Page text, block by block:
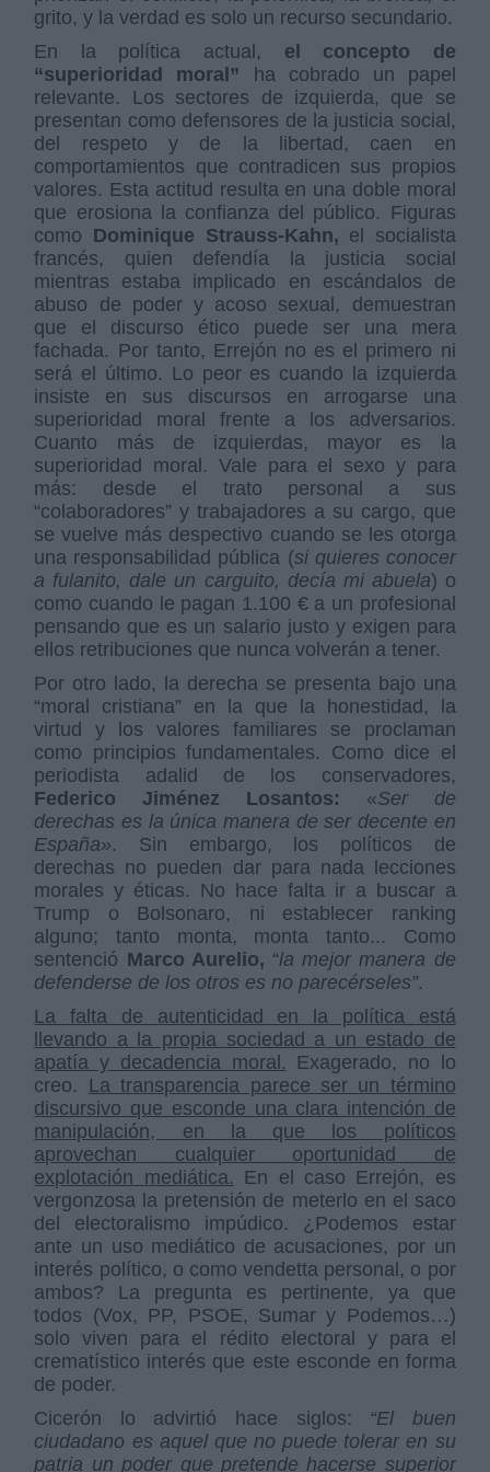
grito, y la verdad es solo un recurso secundario.
En la política actual, el concepto de
“superioridad moral” ha cobrado un papel
relevante. Los sectores de izquierda, que se
presentan como defensores de la justicia social,
del respeto y de la libertad, caen en
comportamientos que contradicen sus propios
valores. Esta actitud resulta en una doble moral
que erosiona la confianza del público. Figuras
como Dominique Strauss-Kahn, el socialista
francés, quien defendía la justicia social
mientras estaba implicado en escándalos de
abuso de poder y acoso sexual, demuestran
que el discurso ético puede ser una mera
fachada. Por tanto, Errejón no es el primero ni
será el último. Lo peor es cuando la izquierda
insiste en sus discursos en arrogarse una
superioridad moral frente a los adversarios.
Cuanto más de izquierdas, mayor es la
superioridad moral. Vale para el sexo y para
más: desde el trato personal a sus
“colaboradores” y trabajadores a su cargo, que
se vuelve más despectivo cuando se les otorga
una responsabilidad pública (si quieres conocer
a fulanito, dale un carguito, decía mi abuela) o
como cuando le pagan 1.100 € a un profesional
pensando que es un salario justo y exigen para
ellos retribuciones que nunca volverán a tener.
Por otro lado, la derecha se presenta bajo una
“moral cristiana” en la que la honestidad, la
virtud y los valores familiares se proclaman
como principios fundamentales. Como dice el
periodista adalid de los conservadores,
Federico Jiménez Losantos: «Ser de
derechas es la única manera de ser decente en
España». Sin embargo, los políticos de
derechas no pueden dar para nada lecciones
morales y éticas. No hace falta ir a buscar a
Trump o Bolsonaro, ni establecer ranking
alguno; tanto monta, monta tanto... Como
sentenció Marco Aurelio, “la mejor manera de
defenderse de los otros es no parecérseles”.
La falta de autenticidad en la política está
llevando a la propia sociedad a un estado de
apatía y decadencia moral. Exagerado, no lo
creo. La transparencia parece ser un término
discursivo que esconde una clara intención de
manipulación, en la que los políticos
aprovechan cualquier oportunidad de
explotación mediática. En el caso Errejón, es
vergonzosa la pretensión de meterlo en el saco
del electoralismo impúdico. ¿Podemos estar
ante un uso mediático de acusaciones, por un
interés político, o como vendetta personal, o por
ambos? La pregunta es pertinente, ya que
todos (Vox, PP, PSOE, Sumar y Podemos…)
solo viven para el rédito electoral y para el
crematístico interés que este esconde en forma
de poder.
Cicerón lo advirtió hace siglos: “El buen
ciudadano es aquel que no puede tolerar en su
patria un poder que pretende hacerse superior